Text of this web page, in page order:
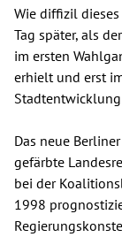
Wie diffizil
Tag später, als
im ersten
erhielt und erst
Das neue
gefärbte
bei der
1998